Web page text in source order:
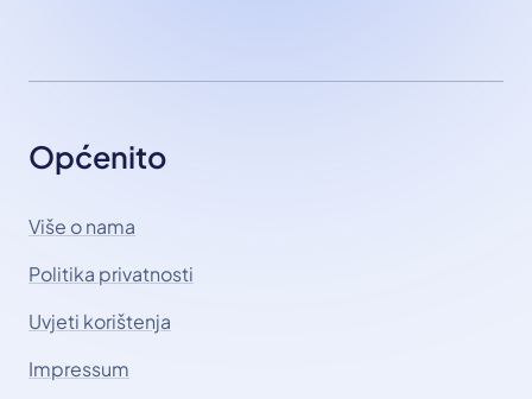
Općenito
Više o nama
Politika privatnosti
Uvjeti korištenja
Impressum